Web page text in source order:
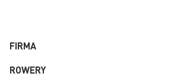
FIRMA
ROWERY